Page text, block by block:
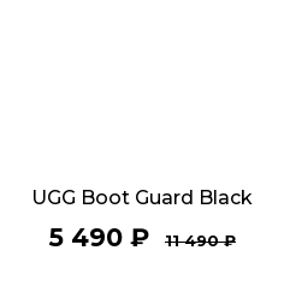
UGG Boot Guard Black
5 490₽ 11 490₽